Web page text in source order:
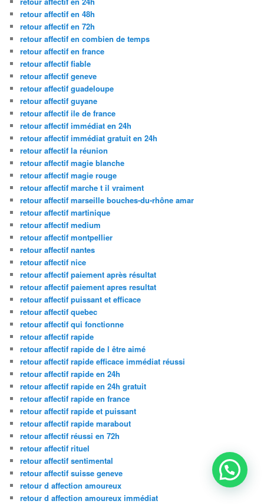
retour affectif en 48h
retour affectif en 72h
retour affectif en combien de temps
retour affectif en france
retour affectif fiable
retour affectif geneve
retour affectif guadeloupe
retour affectif guyane
retour affectif ile de france
retour affectif immédiat en 24h
retour affectif immédiat gratuit en 24h
retour affectif la réunion
retour affectif magie blanche
retour affectif magie rouge
retour affectif marche t il vraiment
retour affectif marseille bouches-du-rhône amar
retour affectif martinique
retour affectif medium
retour affectif montpellier
retour affectif nantes
retour affectif nice
retour affectif paiement après résultat
retour affectif paiement apres resultat
retour affectif puissant et efficace
retour affectif quebec
retour affectif qui fonctionne
retour affectif rapide
retour affectif rapide de l être aimé
retour affectif rapide efficace immédiat réussi
retour affectif rapide en 24h
retour affectif rapide en 24h gratuit
retour affectif rapide en france
retour affectif rapide et puissant
retour affectif rapide marabout
retour affectif réussi en 72h
retour affectif rituel
retour affectif sentimental
retour affectif suisse geneve
retour d affection amoureux
retour d affection amoureux immédiat